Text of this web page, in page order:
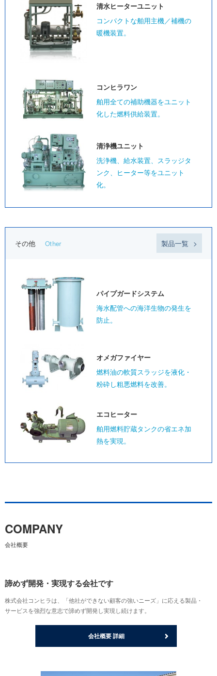
清水ヒーターユニット
コンパクトな舶用主機／補機の
暖機装置。
コンヒラワン
舶用全ての補助機器をユニット
化した燃料供給装置。
清浄機ユニット
洗浄機、給水装置、スラッジタ
ンク、ヒーター等をユニット
化。
その他 Other 製品一覧
パイプガードシステム
海水配管への海洋生物の発生を
防止。
オメガファイヤー
燃料油の軟質スラッジを液化・
粉砕し粗悪燃料を改善。
エコヒーター
舶用燃料貯蔵タンクの省エネ加
熱を実現。
COMPANY
会社概要
諦めず開発・実現する会社です
株式会社コンヒラは、「他社ができない顧客の強いニーズ」に応える製品・
サービスを強烈な意志で諦めず開発し実現し続けます。
会社概要 詳細